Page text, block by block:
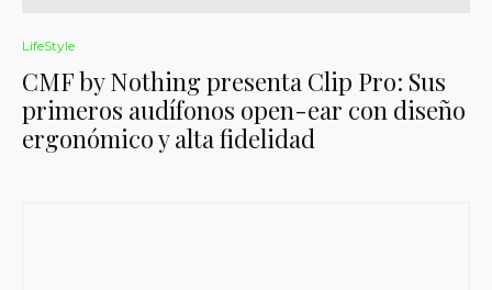
LifeStyle
CMF by Nothing presenta Clip Pro: Sus
primeros audífonos open-ear con diseño
ergonómico y alta fidelidad